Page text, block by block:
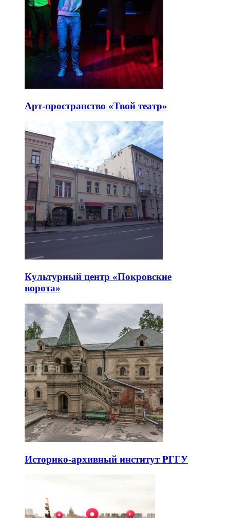
Арт-пространство «Твой театр»
Культурный центр «Покровские
ворота»
Историко-архивный институт РГГУ